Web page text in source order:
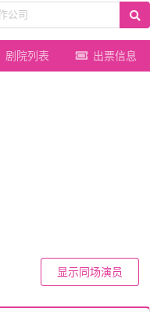
剧院列表 出票信息
显示同场演员